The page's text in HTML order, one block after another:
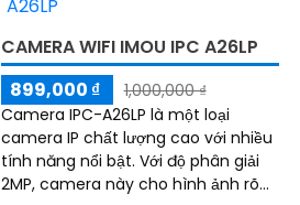
CAMERA WIFI IMOU IPC A26LP
899,000 ₫
1,000,000 ₫
Camera IPC-A26LP là một loại
camera IP chất lượng cao với nhiều
tính năng nổi bật. Với độ phân giải
2MP, camera này cho hình ảnh rõ